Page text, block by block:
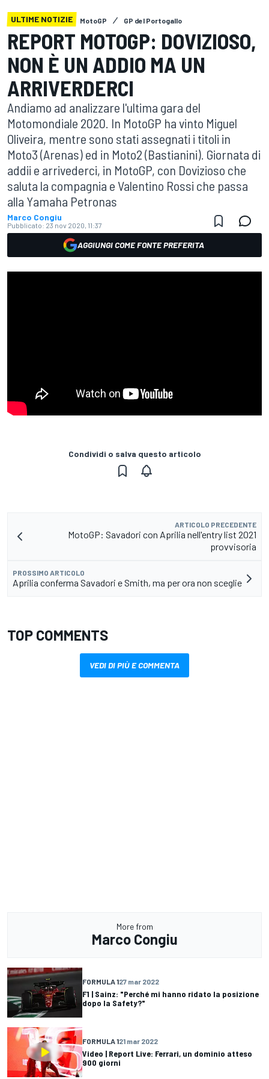
ULTIME NOTIZIE MotoGP GP del Portogallo
REPORT MOTOGP: DOVIZIOSO,
NON È UN ADDIO MA UN
ARRIVERDERCI
Andiamo ad analizzare l'ultima gara del
Motomondiale 2020. In MotoGP ha vinto Miguel
Oliveira, mentre sono stati assegnati i titoli in
Moto3 (Arenas) ed in Moto2 (Bastianini). Giornata di
addii e arrivederci, in MotoGP, con Dovizioso che
saluta la compagnia e Valentino Rossi che passa
alla Yamaha Petronas
Marco Congiu
Pubblicato: 23 nov 2020, 11:37
AGGIUNGI COME FONTE PREFERITA
Condividi o salva questo articolo
ARTICOLO PRECEDENTE
MotoGP: Savadori con Aprilia nell'entry list 2021
provvisoria
PROSSIMO ARTICOLO
Aprilia conferma Savadori e Smith, ma per ora non sceglie
TOP COMMENTS
VEDI DI PIÙ E COMMENTA
More from
Marco Congiu
FORMULA 127 mar 2022
F1 | Sainz: "Perché mi hanno ridato la posizione
dopo la Safety?"
FORMULA 121 mar 2022
Video | Report Live: Ferrari, un dominio atteso
900 giorni